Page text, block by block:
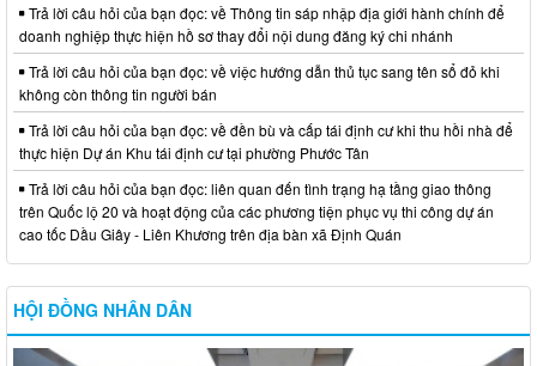
Trả lời câu hỏi của bạn đọc: về Thông tin sáp nhập địa giới hành chính để
doanh nghiệp thực hiện hồ sơ thay đổi nội dung đăng ký chi nhánh
Trả lời câu hỏi của bạn đọc: về việc hướng dẫn thủ tục sang tên sổ đỏ khi
không còn thông tin người bán
Trả lời câu hỏi của bạn đọc: về đền bù và cấp tái định cư khi thu hồi nhà để
thực hiện Dự án Khu tái định cư tại phường Phước Tân
Trả lời câu hỏi của bạn đọc: liên quan đến tình trạng hạ tầng giao thông
trên Quốc lộ 20 và hoạt động của các phương tiện phục vụ thi công dự án
cao tốc Dầu Giây - Liên Khương trên địa bàn xã Định Quán
HỘI ĐỒNG NHÂN DÂN